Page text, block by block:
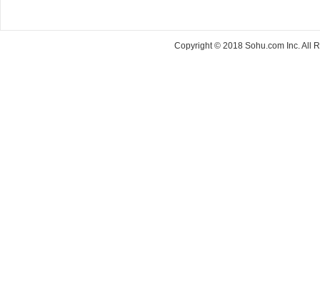
Copyright © 2018 Sohu.com Inc. All